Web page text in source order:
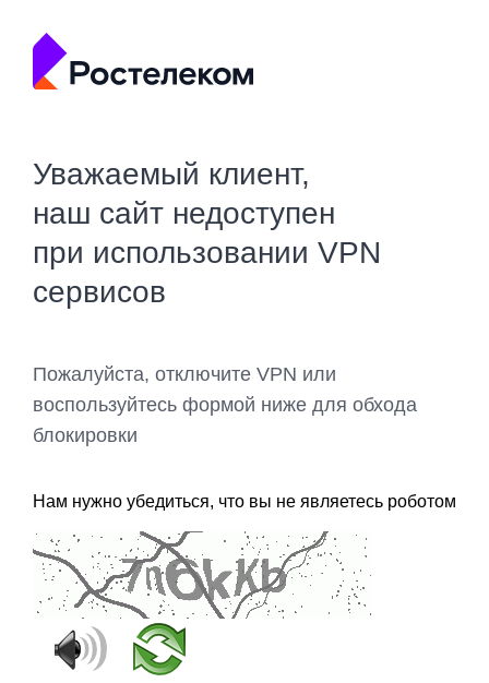
Уважаемый клиент,
наш сайт недоступен
при использовании VPN
сервисов
Пожалуйста, отключите VPN или
воспользуйтесь формой ниже для обхода
блокировки
Нам нужно убедиться, что вы не являетесь роботом